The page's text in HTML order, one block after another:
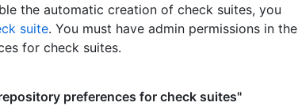
the automatic creation of check suites, you
suite. You must have admin permissions in the
for check suites.
preferences for check suites"